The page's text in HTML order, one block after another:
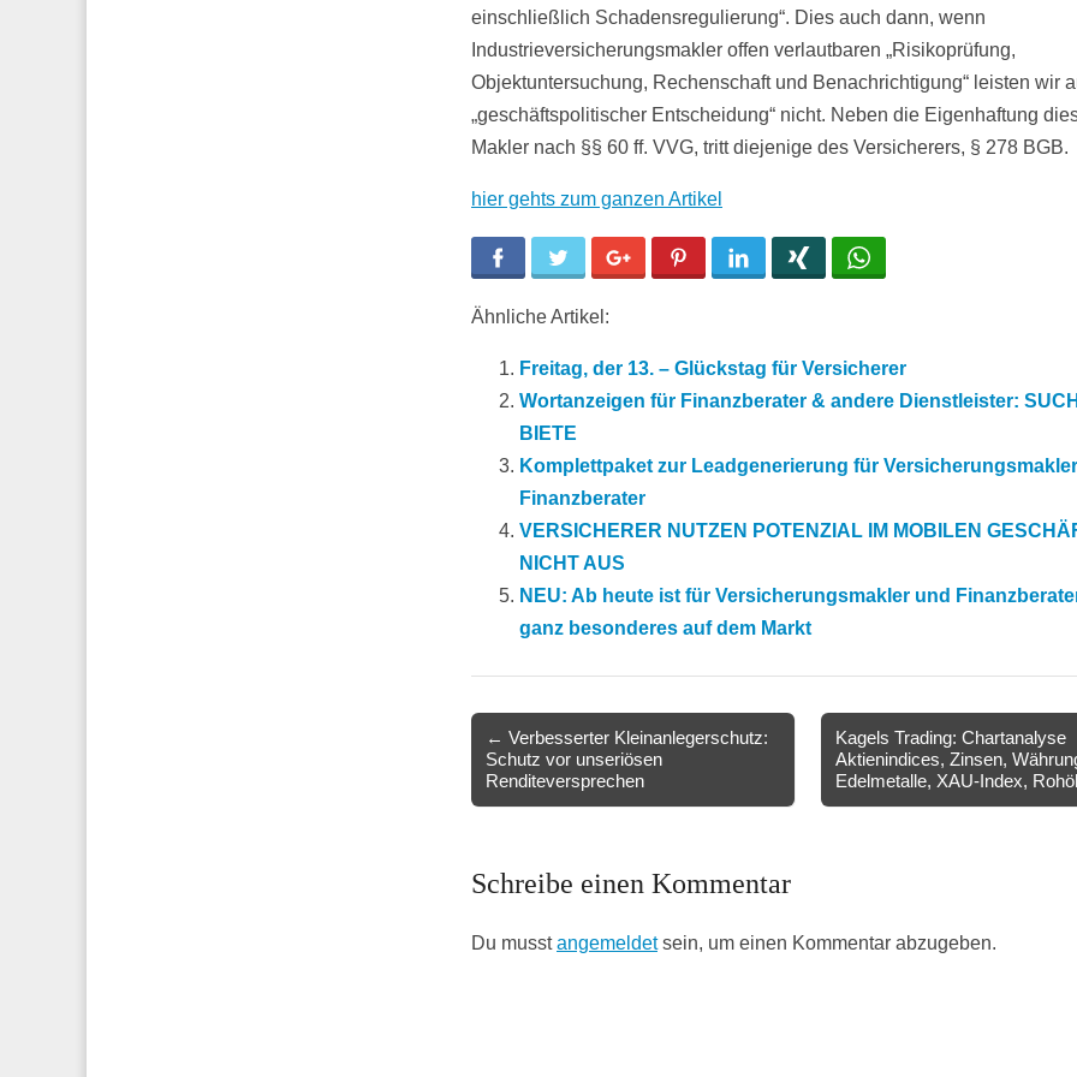
einschließlich Schadensregulierung“. Dies auch dann, wenn
Industrieversicherungsmakler offen verlautbaren „Risikoprüfung,
Objektuntersuchung, Rechenschaft und Benachrichtigung“ leisten wir
„geschäftspolitischer Entscheidung“ nicht. Neben die Eigenhaftung
Makler nach §§ 60 ff. VVG, tritt diejenige des Versicherers, § 278 BGB.
hier gehts zum ganzen Artikel
Facebook Twitter Google+ Pinterest LinkedIn
Ähnliche Artikel:
Freitag, der 13. – Glückstag für Versicherer
Wortanzeigen für Finanzberater & andere Dienstleister:
BIETE
Komplettpaket zur Leadgenerierung für
Finanzberater
VERSICHERER NUTZEN POTENZIAL IM MOBILEN
NICHT AUS
NEU: Ab heute ist für Versicherungsmakler und
ganz besonderes auf dem Markt
Post
navigation
← Verbesserter Kleinanlegerschutz:
Schutz vor unseriösen
Renditeversprechen
Kagels Trading: Chartanalyse
Aktienindices, Zinsen,
Edelmetalle, XAU-Index,
Schreibe einen Kommentar
Du musstangemeldetsein, um einen Kommentar abzugeben.